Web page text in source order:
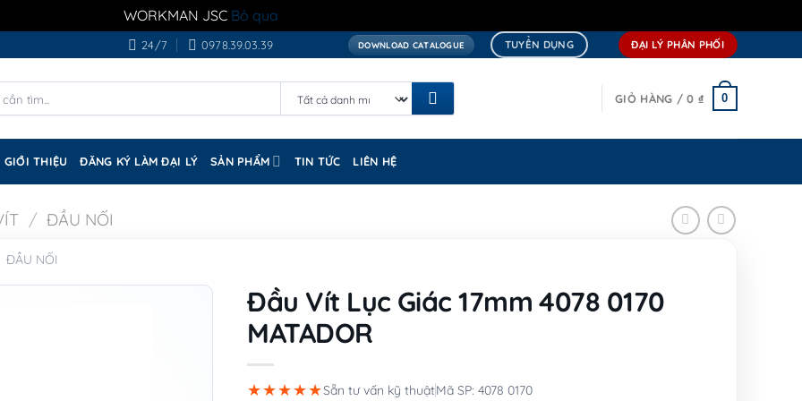
WORKMAN JSC Bỏ qua
24/7 0978.39.03.39 DOWNLOAD CATALOGUE TUYỂN DỤNG ĐẠI LÝ PHÂN PHỐI
GIỎ HÀNG /0 ₫ 0
GIỚI THIỆU ĐĂNG KÝ LÀM ĐẠI LÝ SẢN PHẨM TIN TỨC LIÊN HỆ
/ ĐẦU NỐI
ĐẦU NỐI
Đầu Vít Lục Giác 17mm 4078 0170
MATADOR
★★★★★Sẵn tư vấn kỹ thuậtMã SP: 4078 0170